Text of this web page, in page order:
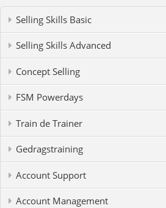
Selling Skills Basic
Selling Skills Advanced
Concept Selling
FSM Powerdays
Train de Trainer
Gedragstraining
Account Support
Account Management